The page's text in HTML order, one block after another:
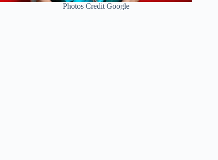
Photos Credit Google